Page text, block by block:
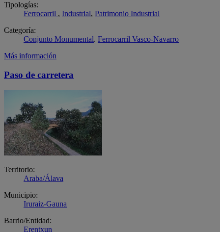
Tipologías:
Ferrocarril , Industrial, Patrimonio Industrial
Categoría:
Conjunto Monumental. Ferrocarril Vasco-Navarro
Más información
Paso de carretera
Territorio:
Araba/Álava
Municipio:
Iruraiz-Gauna
Barrio/Entidad:
Erentxun